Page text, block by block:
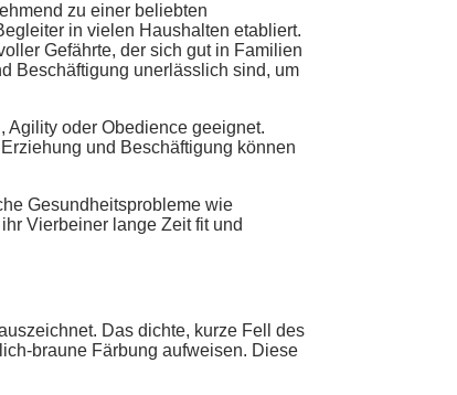
zu einer beliebten
in vielen Haushalten etabliert.
Gefährte, der sich gut in Familien
Beschäftigung unerlässlich sind, um
Agility oder Obedience geeignet.
und Beschäftigung können
Gesundheitsprobleme wie
Vierbeiner lange Zeit fit und
Das dichte, kurze Fell des
braune Färbung aufweisen. Diese